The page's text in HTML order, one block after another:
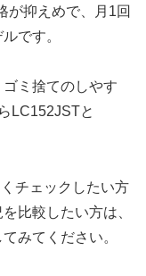
が抑えめで、月1回
です。
ミ捨てのしやす
LC152JSTと
チェックしたい方
比較したい方は、
みてください。